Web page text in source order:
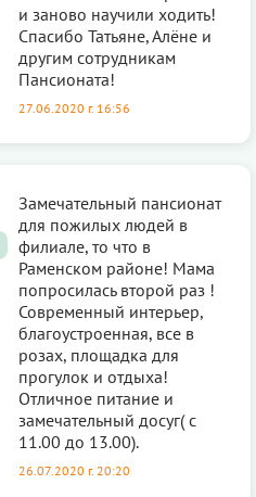
и заново научили ходить!
Спасибо Татьяне, Алёне и
другим сотрудникам
Пансионата!
27.06.2020 г. 16:56
Замечательный пансионат
для пожилых людей в
филиале, то что в
Раменском районе! Мама
попросилась второй раз !
Современный интерьер,
благоустроенная, все в
розах, площадка для
прогулок и отдыха!
Отличное питание и
замечательный досуг( с
11.00 до 13.00).
26.07.2020 г. 20:20